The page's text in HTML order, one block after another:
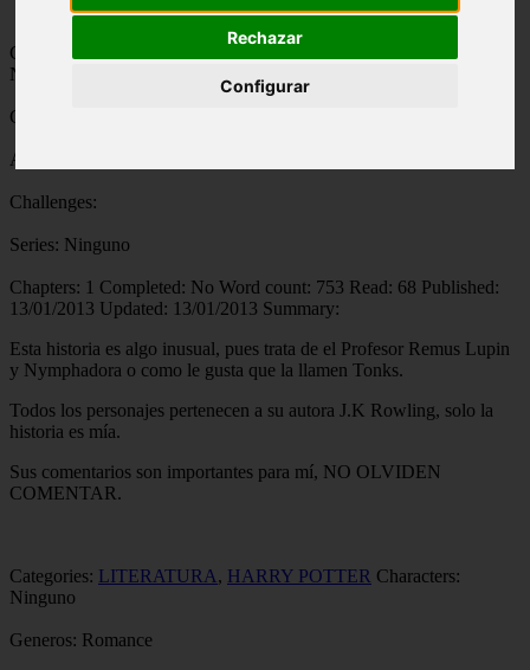
Rechazar
Configurar
Categories:
Characters:
Ninguno
Generos:
Advertencias:
Challenges:
Series: Ninguno
Chapters: 1 Completed: No Word count: 753 Read: 68 Published:
13/01/2013 Updated: 13/01/2013 Summary:
Esta historia es algo inusual, pues trata de el Profesor Remus Lupin
y Nymphadora o como le gusta que la llamen Tonks.
Todos los personajes pertenecen a su autora J.K Rowling, solo la
historia es mía.
Sus comentarios son importantes para mí, NO OLVIDEN
COMENTAR.
Categories: LITERATURA, HARRY POTTER Characters:
Ninguno
Generos: Romance